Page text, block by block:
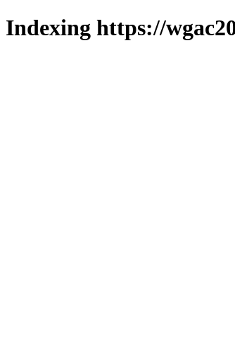
Indexing https://